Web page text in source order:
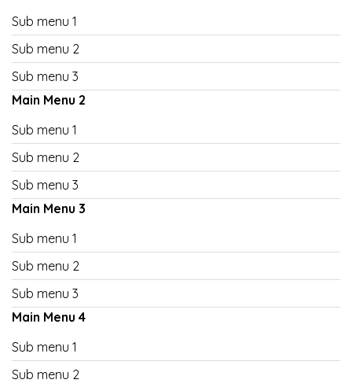
Sub menu 1
Sub menu 2
Sub menu 3
Main Menu 2
Sub menu 1
Sub menu 2
Sub menu 3
Main Menu 3
Sub menu 1
Sub menu 2
Sub menu 3
Main Menu 4
Sub menu 1
Sub menu 2